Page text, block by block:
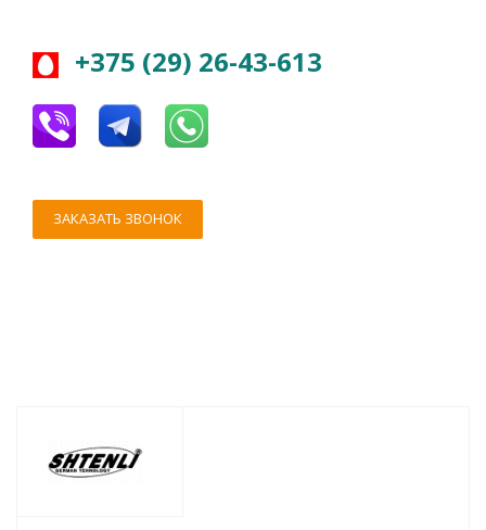
+375 (29) 26-43-613
ЗАКАЗАТЬ ЗВОНОК